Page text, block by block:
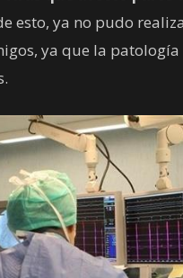
esto, ya no pudo
ya que la